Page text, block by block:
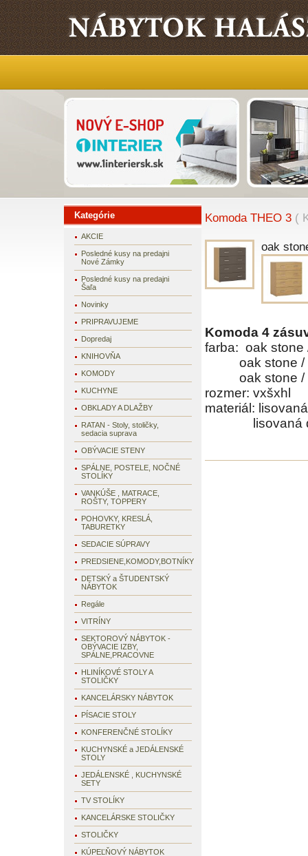
Kategórie
AKCIE
Posledné kusy na predajni
Nové Zámky
Posledné kusy na predajni
Šaľa
Novinky
PRIPRAVUJEME
Dopredaj
KNIHOVŇA
KOMODY
KUCHYNE
OBKLADY A DLAŽBY
RATAN - Stoly, stoličky,
sedacia suprava
OBÝVACIE STENY
SPÁLNE, POSTELE, NOČNÉ
STOLÍKY
VANKÚŠE , MATRACE,
ROŠTY, TOPPERY
POHOVKY, KRESLÁ,
TABURETKY
SEDACIE SÚPRAVY
PREDSIENE,KOMODY,BOTNÍKY
DETSKÝ a ŠTUDENTSKÝ
NÁBYTOK
Regále
VITRÍNY
SEKTOROVÝ NÁBYTOK -
OBÝVACIE IZBY,
SPÁLNE,PRACOVNE
HLINÍKOVÉ STOLY A
STOLIČKY
KANCELÁRSKY NÁBYTOK
PÍSACIE STOLY
KONFERENČNÉ STOLÍKY
KUCHYNSKÉ a JEDÁLENSKÉ
STOLY
JEDÁLENSKÉ , KUCHYNSKÉ
SETY
TV STOLÍKY
KANCELÁRSKE STOLIČKY
STOLIČKY
KÚPEĽŇOVÝ NÁBYTOK
Komoda THEO 3 (
oak
Komoda 4
farba: oak
oak
oak
rozmer: vxšxhl
materiál:
lisovaná